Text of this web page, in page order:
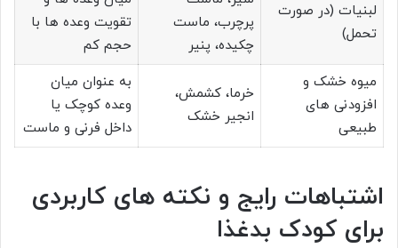
لبنیات (در صورت
تحمل)
پرچرب، ماست
چکیده، پنیر
تقویت وعده ها با
حجم کم
میوه خشک و
افزودنی های
طبیعی
خرما، کشمش،
انجیر خشک
به عنوان میان
وعده کوچک یا
داخل فرنی و ماست
اشتباهات رایج و نکته های کاربردی
برای کودک بدغذا